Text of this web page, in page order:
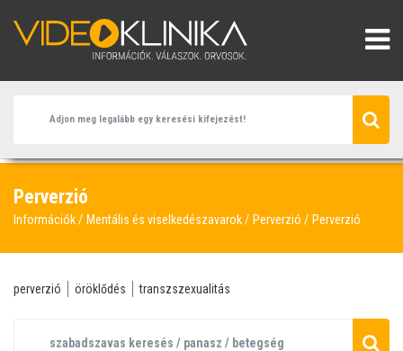
Perverzió
Információk Mentális és viselkedészavarok Perverzió Perverzió
perverzió öröklődés transzszexualitás